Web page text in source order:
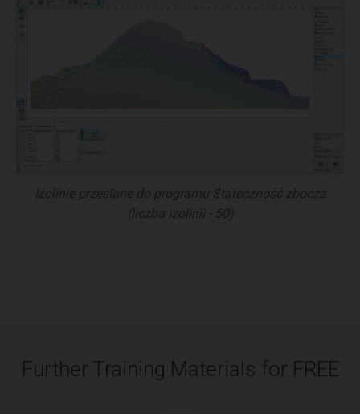
Izolinie przesłane do programu Stateczność zbocza
(liczba izolinii - 50)
Further Training Materials for FREE